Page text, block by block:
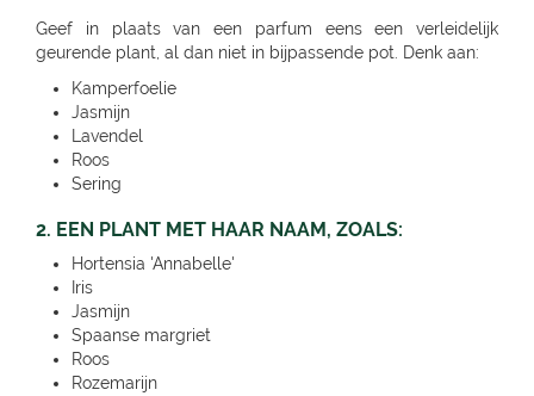
Geef in plaats van een parfum eens een verleidelijk
geurende plant, al dan niet in bijpassende pot. Denk aan:
Kamperfoelie
Jasmijn
Lavendel
Roos
Sering
2. EEN PLANT MET HAAR NAAM, ZOALS:
Hortensia 'Annabelle'
Iris
Jasmijn
Spaanse margriet
Roos
Rozemarijn